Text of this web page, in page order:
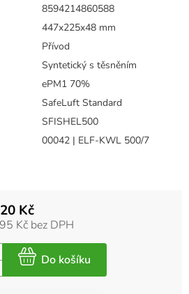
8594214860588
447x225x48 mm
Přívod
Syntetický s těsněním
ePM1 70%
SafeLuft Standard
SFISHEL500
00042 | ELF-KWL 500/7
Kč
Kč bez DPH